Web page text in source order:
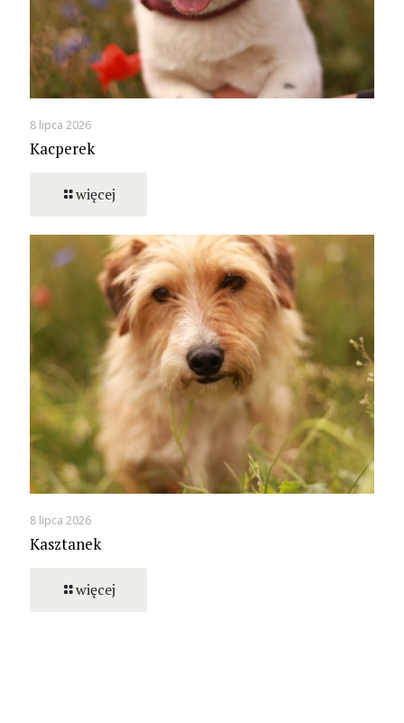
8 lipca 2026
Kacperek
więcej
8 lipca 2026
Kasztanek
więcej